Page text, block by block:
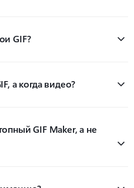
GIF?
а когда видео?
GIF Maker, а не